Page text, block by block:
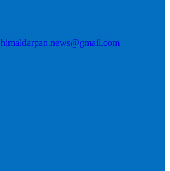
himaldarpan.news@gmail.com